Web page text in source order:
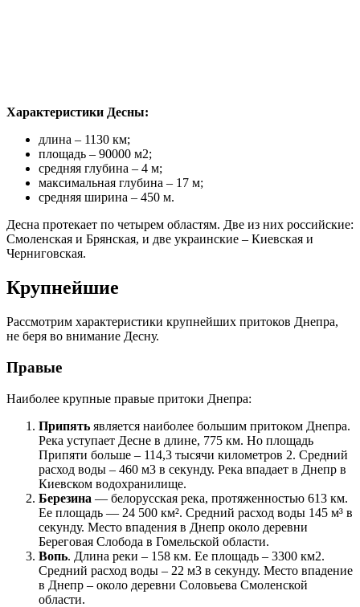
Характеристики Десны:
длина – 1130 км;
площадь – 90000 м2;
средняя глубина – 4 м;
максимальная глубина – 17 м;
средняя ширина – 450 м.
Десна протекает по четырем областям. Две из них российские:
Смоленская и Брянская, и две украинские – Киевская и
Черниговская.
Крупнейшие
Рассмотрим характеристики крупнейших притоков Днепра,
не беря во внимание Десну.
Правые
Наиболее крупные правые притоки Днепра:
Припять является наиболее большим притоком Днепра.
Река уступает Десне в длине, 775 км. Но площадь
Припяти больше – 114,3 тысячи километров 2. Средний
расход воды – 460 м3 в секунду. Река впадает в Днепр в
Киевском водохранилище.
Березина — белорусская река, протяженностью 613 км.
Ее площадь — 24 500 км². Средний расход воды 145 м³ в
секунду. Место впадения в Днепр около деревни
Береговая Слобода в Гомельской области.
Вопь. Длина реки – 158 км. Ее площадь – 3300 км2.
Средний расход воды – 22 м3 в секунду. Место впадение
в Днепр – около деревни Соловьева Смоленской
области.